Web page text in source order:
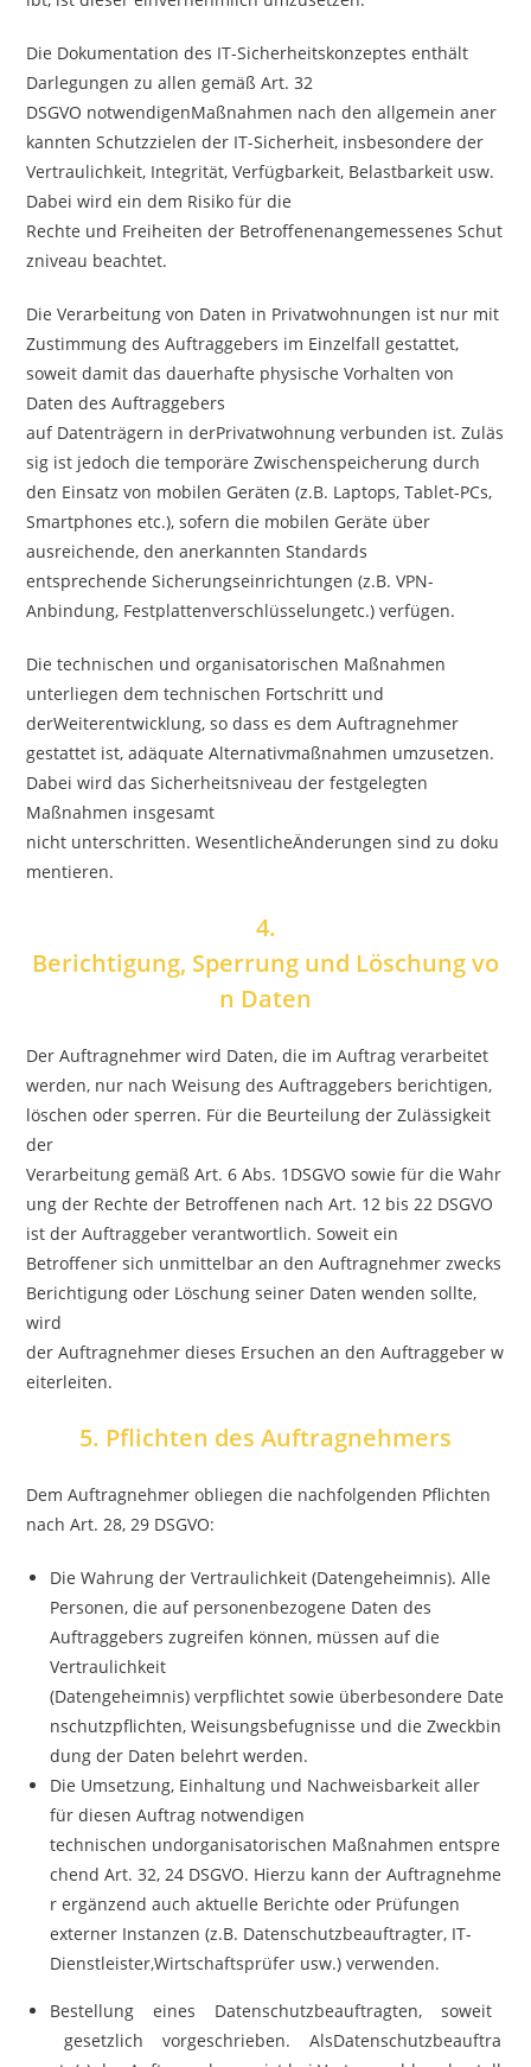
Die Dokumentation des IT-Sicherheitskonzeptes enthält
Darlegungen zu allen gemäß Art. 32
DSGVO notwendigenMaßnahmen nach den allgemein aner
kannten Schutzzielen der IT-Sicherheit, insbesondere der
Vertraulichkeit, Integrität, Verfügbarkeit, Belastbarkeit usw.
Dabei wird ein dem Risiko für die
Rechte und Freiheiten der Betroffenenangemessenes Schut
zniveau beachtet.
Die Verarbeitung von Daten in Privatwohnungen ist nur mit
Zustimmung des Auftraggebers im Einzelfall gestattet,
soweit damit das dauerhafte physische Vorhalten von
Daten des Auftraggebers
auf Datenträgern in derPrivatwohnung verbunden ist. Zuläs
sig ist jedoch die temporäre Zwischenspeicherung durch
den Einsatz von mobilen Geräten (z.B. Laptops, Tablet-PCs,
Smartphones etc.), sofern die mobilen Geräte über
ausreichende, den anerkannten Standards
entsprechende Sicherungseinrichtungen (z.B. VPN-
Anbindung, Festplattenverschlüsselungetc.) verfügen.
Die technischen und organisatorischen Maßnahmen
unterliegen dem technischen Fortschritt und
derWeiterentwicklung, so dass es dem Auftragnehmer
gestattet ist, adäquate Alternativmaßnahmen umzusetzen.
Dabei wird das Sicherheitsniveau der festgelegten
Maßnahmen insgesamt
nicht unterschritten. WesentlicheÄnderungen sind zu doku
mentieren.
4.
Berichtigung, Sperrung und Löschung vo
n Daten
Der Auftragnehmer wird Daten, die im Auftrag verarbeitet
werden, nur nach Weisung des Auftraggebers berichtigen,
löschen oder sperren. Für die Beurteilung der Zulässigkeit
der
Verarbeitung gemäß Art. 6 Abs. 1DSGVO sowie für die Wahr
ung der Rechte der Betroffenen nach Art. 12 bis 22 DSGVO
ist der Auftraggeber verantwortlich. Soweit ein
Betroffener sich unmittelbar an den Auftragnehmer zwecks
Berichtigung oder Löschung seiner Daten wenden sollte,
wird
der Auftragnehmer dieses Ersuchen an den Auftraggeber w
eiterleiten.
5. Pflichten des Auftragnehmers
Dem Auftragnehmer obliegen die nachfolgenden Pflichten
nach Art. 28, 29 DSGVO:
Die Wahrung der Vertraulichkeit (Datengeheimnis). Alle
Personen, die auf personenbezogene Daten des
Auftraggebers zugreifen können, müssen auf die
Vertraulichkeit
(Datengeheimnis) verpflichtet sowie überbesondere Date
nschutzpflichten, Weisungsbefugnisse und die Zweckbin
dung der Daten belehrt werden.
Die Umsetzung, Einhaltung und Nachweisbarkeit aller
für diesen Auftrag notwendigen
technischen undorganisatorischen Maßnahmen entspre
chend Art. 32, 24 DSGVO. Hierzu kann der Auftragnehme
r ergänzend auch aktuelle Berichte oder Prüfungen
externer Instanzen (z.B. Datenschutzbeauftragter, IT-
Dienstleister,Wirtschaftsprüfer usw.) verwenden.
Bestellung eines Datenschutzbeauftragten, soweit
gesetzlich vorgeschrieben. AlsDatenschutzbeauftra